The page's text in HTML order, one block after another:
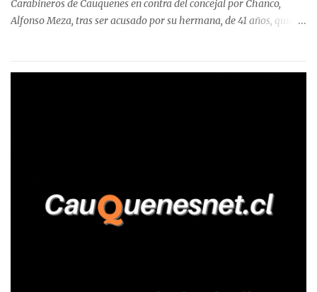
Carabineros de Cauquenes en contra del concejal por Chanco,
Alfonso Meza, tras ser acusado por su hermana, de 41 años, quien
relató que los hechos ocurrieron cerca de las 11:30 horas en el
trabajadores, el edil descendió del vehículo y, en medio de la
confrontación, la habría tomado de los hombros, empujado al
suelo y agredido con golpes de pies y manos, mientr...